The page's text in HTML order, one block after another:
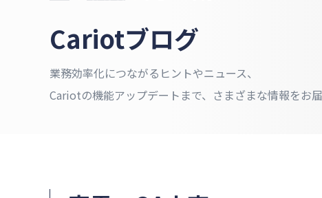
Cariotブログ
業務効率化につながるヒントやニュース、
Cariotの機能アップデートまで、さまざまな情報をお届